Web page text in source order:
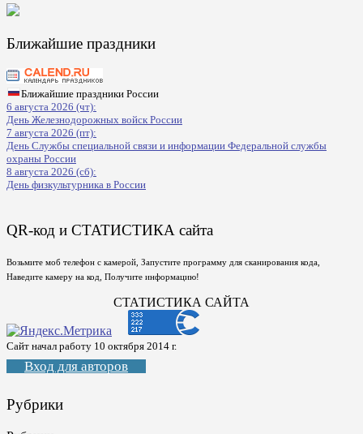
Ближайшие праздники
Ближайшие праздники России
6 августа 2026 (чт):
День Железнодорожных войск России
7 августа 2026 (пт):
День Службы специальной связи и информации Федеральной службы
охраны России
8 августа 2026 (сб):
День физкультурника в России
QR-код и СТАТИСТИКА сайта
Возьмите моб телефон с камерой, Запустите программу для сканирования кода,
Наведите камеру на код, Получите информацию!
СТАТИСТИКА САЙТА
Сайт начал работу 10 октября 2014 г.
Вход для авторов
Рубрики